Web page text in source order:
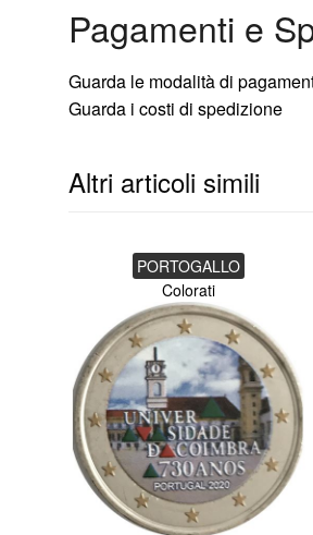
Pagamenti e
Guarda le modalità di
Guarda i costi di spedizione
Altri articoli simili
PORTOGALLO
Colorati